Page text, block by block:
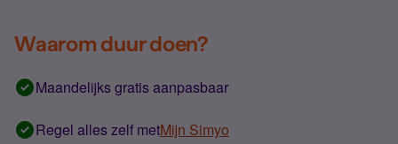
Waarom duur doen?
Maandelijks gratis aanpasbaar
Regel alles zelf metMijn Simyo